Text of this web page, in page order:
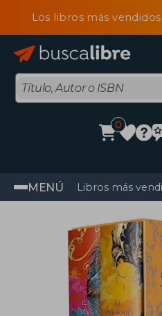
Los libros más
0
MENÚ Libros más